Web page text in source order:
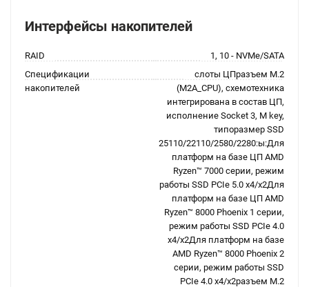
Интерфейсы накопителей
RAID
1, 10 - NVMe/SATA
Спецификации
накопителей
слоты ЦПразъем M.2
(M2A_CPU), схемотехника
интегрирована в состав ЦП,
исполнение Socket 3, M key,
типоразмер SSD
25110/22110/2580/2280:ы:Для
платформ на базе ЦП AMD
Ryzen™ 7000 серии, режим
работы SSD PCIe 5.0 x4/x2Для
платформ на базе ЦП AMD
Ryzen™ 8000 Phoenix 1 серии,
режим работы SSD PCIe 4.0
x4/x2Для платформ на базе
AMD Ryzen™ 8000 Phoenix 2
серии, режим работы SSD
PCIe 4.0 x4/x2разъем M.2